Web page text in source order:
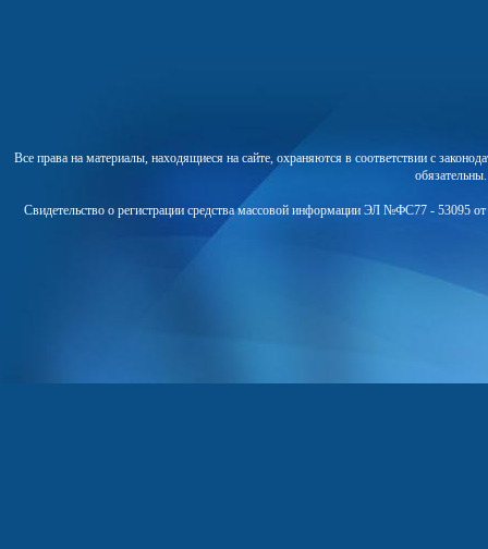
Все права на материалы, находящиеся на сайте, охраняются в соответствии с
Свидетельство о регистрации средства массовой информации ЭЛ №ФС77 - 53095